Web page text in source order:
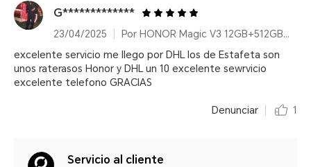
G*************
23/04/2025
Por HONOR Magic V3 12GB+512GB, Green, Dual Card
excelente servicio me llego por DHL los de Estafeta son
unos raterasos Honor y DHL un 10 excelente sewrvicio
excelente telefono GRACIAS
Denunciar 1
Servicio al cliente